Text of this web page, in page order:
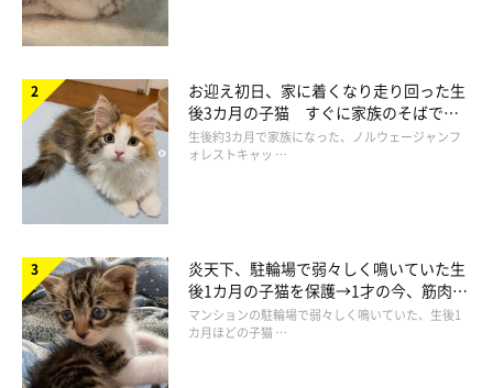
お迎え初日、家に着くなり走り回った生
後3カ月の子猫 すぐに家族のそばで落
ち着く姿に「迎えてよかった」
生後約3カ月で家族になった、ノルウェージャンフ
ォレストキャッ …
炎天下、駐輪場で弱々しく鳴いていた生
後1カ月の子猫を保護→1才の今、筋肉質
でツンデレなコに成長
マンションの駐輪場で弱々しく鳴いていた、生後1
カ月ほどの子猫 …